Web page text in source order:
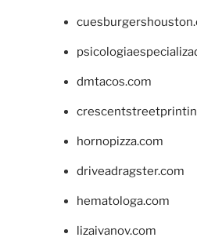
dmtacos.com
hornopizza.com
driveadragster.com
hematologa.com
lizaivanov.com